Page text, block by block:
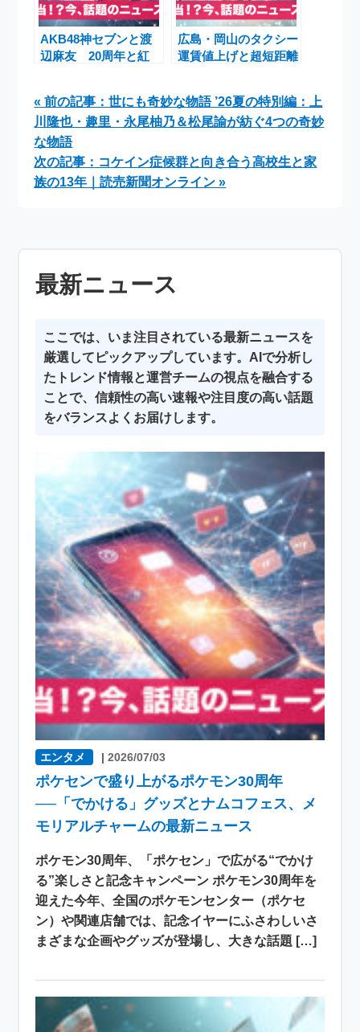
AKB48神セブンと渡
辺麻友 20周年と紅
広島・岡山のタクシー
運賃値上げと超短距離
ま」のタクシー事情
« 前の記事：世にも奇妙な物語 ’26夏の特別編：上
川隆也・趣里・永尾柚乃＆松尾諭が紡ぐ4つの奇妙
な物語
次の記事：コケイン症候群と向き合う高校生と家
族の13年｜読売新聞オンライン »
最新ニュース
ここでは、いま注目されている最新ニュースを
厳選してピックアップしています。AIで分析し
たトレンド情報と運営チームの視点を融合する
ことで、信頼性の高い速報や注目度の高い話題
をバランスよくお届けします。
エンタメ |2026/07/03
ポケセンで盛り上がるポケモン30周年
──「でかける」グッズとナムコフェス、メ
モリアルチャームの最新ニュース
ポケモン30周年、「ポケセン」で広がる“でかけ
る”楽しさと記念キャンペーン ポケモン30周年を
迎えた今年、全国のポケモンセンター（ポケセ
ン）や関連店舗では、記念イヤーにふさわしいさ
まざまな企画やグッズが登場し、大きな話題 […]